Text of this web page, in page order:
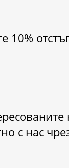
Вземете
с нас